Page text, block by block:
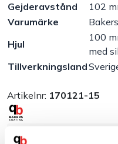
Kundtjänst
Kontakt
Gejderavstånd
102
Varumärke
Bakers
Hjul
100
med
Tillverkningsland
Artikelnr: 170121-15